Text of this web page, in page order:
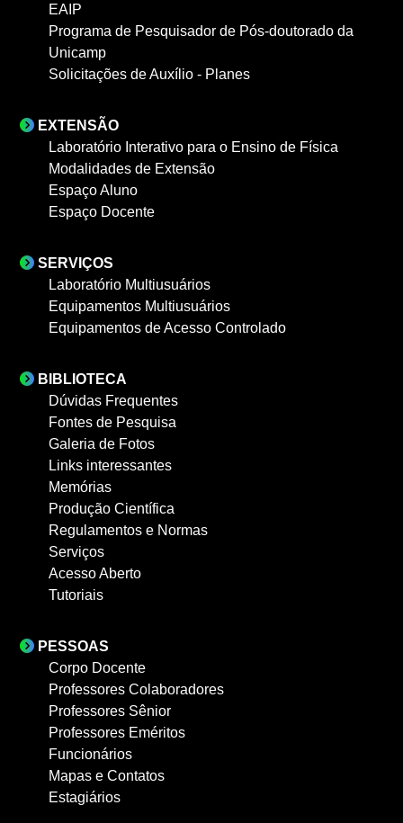
EAIP
Programa de Pesquisador de Pós-doutorado da
Unicamp
Solicitações de Auxílio - Planes
EXTENSÃO
Laboratório Interativo para o Ensino de Física
Modalidades de Extensão
Espaço Aluno
Espaço Docente
SERVIÇOS
Laboratório Multiusuários
Equipamentos Multiusuários
Equipamentos de Acesso Controlado
BIBLIOTECA
Dúvidas Frequentes
Fontes de Pesquisa
Galeria de Fotos
Links interessantes
Memórias
Produção Científica
Regulamentos e Normas
Serviços
Acesso Aberto
Tutoriais
PESSOAS
Corpo Docente
Professores Colaboradores
Professores Sênior
Professores Eméritos
Funcionários
Mapas e Contatos
Estagiários